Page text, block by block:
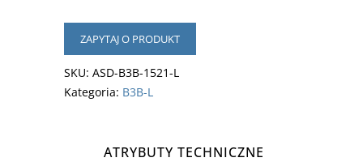
ZAPYTAJ O PRODUKT
SKU: ASD-B3B-1521-L
Kategoria: B3B-L
ATRYBUTY TECHNICZNE